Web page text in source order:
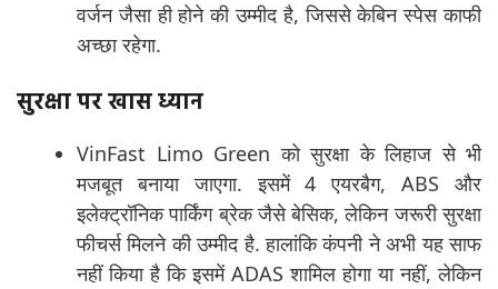
वर्जन जैसा ही होने की उम्मीद है, जिससे केबिन स्पेस काफी
अच्छा रहेगा.
सुरक्षा पर खास ध्यान
VinFast Limo Green को सुरक्षा के लिहाज से भी
मजबूत बनाया जाएगा. इसमें 4 एयरबैग, ABS और
इलेक्ट्रॉनिक पार्किंग ब्रेक जैसे बेसिक, लेकिन जरूरी सुरक्षा
फीचर्स मिलने की उम्मीद है. हालांकि कंपनी ने अभी यह साफ
नहीं किया है कि इसमें ADAS शामिल होगा या नहीं, लेकिन